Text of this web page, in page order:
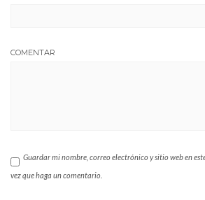
COMENTAR
Guardar mi nombre, correo electrónico y sitio web en
vez que haga un comentario.